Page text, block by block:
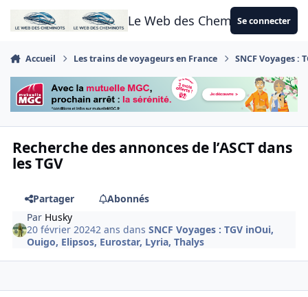
Aller au contenu
Le Web des CheminotsSe connecter
Accueil Les trains de voyageurs en France SNCF Voyages :
Recherche des annonces de l’ASCT dans
les TGV
Partager
Abonnés
Par Husky
20 février 20242 ans dansSNCF Voyages : TGV inOui,
Ouigo, Elipsos, Eurostar, Lyria, Thalys